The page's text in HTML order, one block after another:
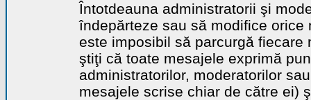
Întotdeauna administratorii şi
îndepărteze sau să modifice
este imposibil să parcurgă
ştiţi că toate mesajele exprimă
administratorilor, moderatorilor
mesajele scrise chiar de către ei)